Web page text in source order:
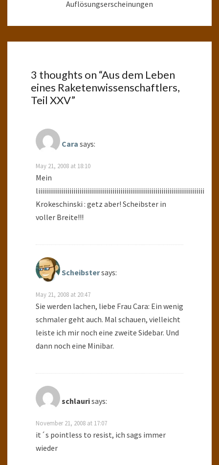
Auflösungserscheinungen
3 thoughts on “Aus dem Leben
eines Raketenwissenschaftlers,
Teil XXV”
Cara says:
May 21, 2008 at 18:10
Mein
Krokeschinski : getz aber! Scheibster in
voller Breite!!!
Scheibstersays:
May 21, 2008 at 20:47
Sie werden lachen, liebe Frau Cara: Ein wenig
schmaler geht auch. Mal schauen, vielleicht
leiste ich mir noch eine zweite Sidebar. Und
dann noch eine Minibar.
schlaurisays:
November 21, 2008 at 17:07
it´s pointless to resist, ich sags immer
wieder